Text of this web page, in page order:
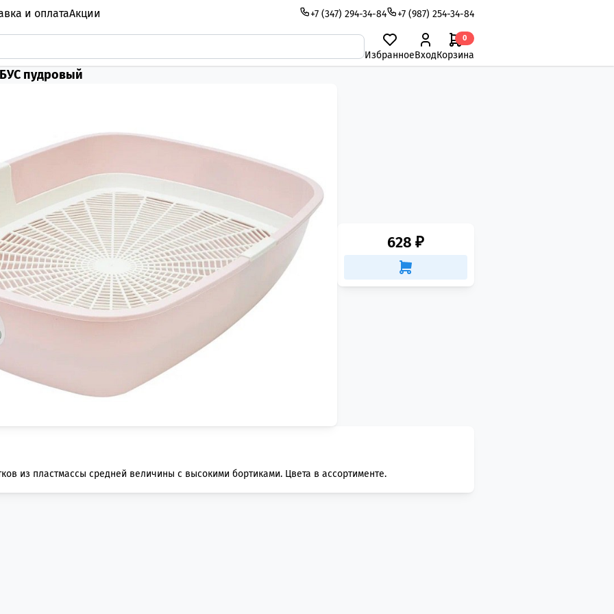
и оплатаАкции +7 (347) 294-34-84 +7 (987) 254-34-84
ИзбранноеВход
0
Корзина
пудровый
628 ₽
из пластмассы средней величины с высокими бортиками. Цвета в ассортименте.